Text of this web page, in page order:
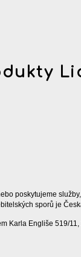
poskytujeme
sporů je
Karla Engliše 519/